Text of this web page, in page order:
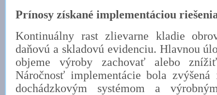
Prínosy získané implementáciou
Kontinuálny rast zlievarne kladie
daňovú a skladovú evidenciu. Hlavnou
objeme výroby zachovať alebo
Náročnosť implementácie bola
dochádzkovým systémom a